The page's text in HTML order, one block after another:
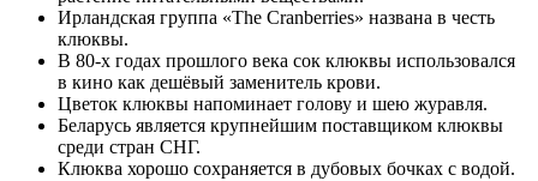
Ирландская группа «The Cranberries» названа в честь
клюквы.
В 80-х годах прошлого века сок клюквы использовался
в кино как дешёвый заменитель крови.
Цветок клюквы напоминает голову и шею журавля.
Беларусь является крупнейшим поставщиком клюквы
среди стран СНГ.
Клюква хорошо сохраняется в дубовых бочках с водой.